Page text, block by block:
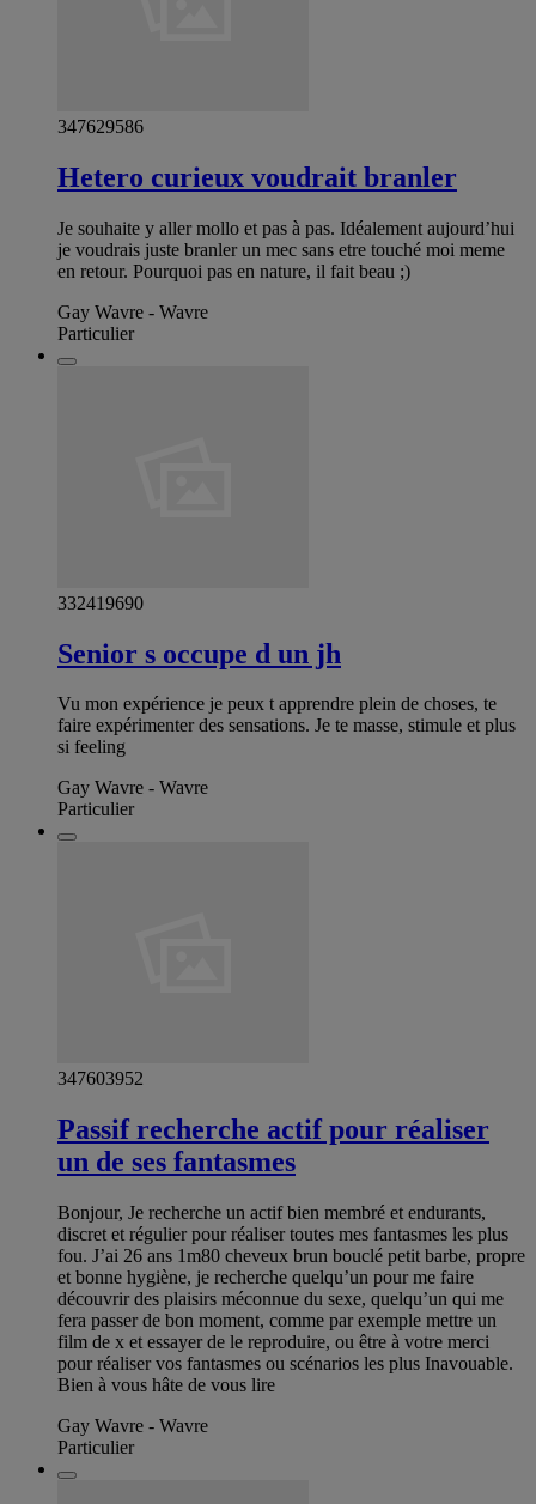
347629586
Hetero curieux voudrait branler
Je souhaite y aller mollo et pas à pas. Idéalement aujourd’hui
je voudrais juste branler un mec sans etre touché moi meme
en retour. Pourquoi pas en nature, il fait beau ;)
Gay Wavre - Wavre
Particulier
332419690
Senior s occupe d un jh
Vu mon expérience je peux t apprendre plein de choses, te
faire expérimenter des sensations. Je te masse, stimule et plus
si feeling
Gay Wavre - Wavre
Particulier
347603952
Passif recherche actif pour réaliser
un de ses fantasmes
Bonjour, Je recherche un actif bien membré et endurants,
discret et régulier pour réaliser toutes mes fantasmes les plus
fou. J’ai 26 ans 1m80 cheveux brun bouclé petit barbe, propre
et bonne hygiène, je recherche quelqu’un pour me faire
découvrir des plaisirs méconnue du sexe, quelqu’un qui me
fera passer de bon moment, comme par exemple mettre un
film de x et essayer de le reproduire, ou être à votre merci
pour réaliser vos fantasmes ou scénarios les plus Inavouable.
Bien à vous hâte de vous lire
Gay Wavre - Wavre
Particulier